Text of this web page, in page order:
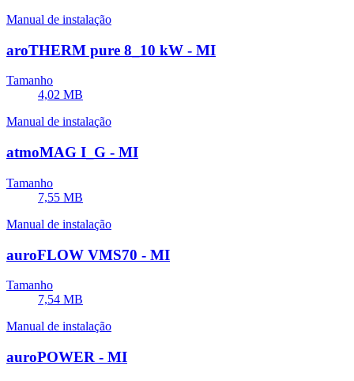
Manual de instalação
aroTHERM pure 8_10 kW - MI
Tamanho
4,02 MB
Manual de instalação
atmoMAG I_G - MI
Tamanho
7,55 MB
Manual de instalação
auroFLOW VMS70 - MI
Tamanho
7,54 MB
Manual de instalação
auroPOWER - MI